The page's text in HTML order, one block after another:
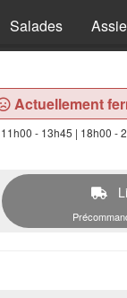
Salades
Actuellement
11h00 - 13h45 | 18h00 -